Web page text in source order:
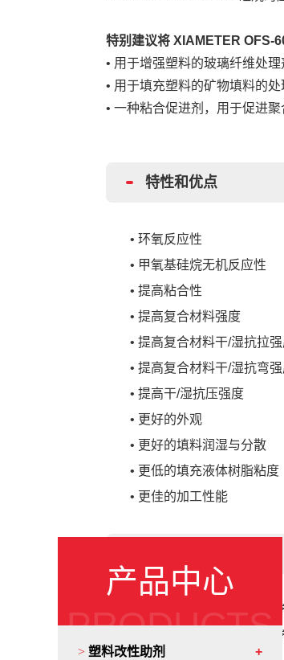
产品中心
PRODUCTS
> 塑料改性助剂
特别建议将 XIAMETER OFS-
• 用于增强塑料的玻璃纤维处理
• 用于填充塑料的矿物填料的处
• 一种粘合促进剂，用于促进
特性和优点
• 环氧反应性
• 甲氧基硅烷无机反应性
• 提高粘合性
• 提高复合材料强度
• 提高复合材料干/湿抗拉
• 提高复合材料干/湿抗弯
• 提高干/湿抗压强度
• 更好的外观
• 更好的填料润湿与分散
• 更低的填充液体树脂粘度
• 更佳的加工性能
• 用于各种表面处理和偶联
用作多种树脂的粘合促进